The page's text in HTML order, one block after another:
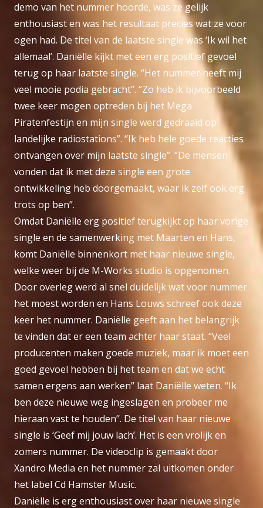
demo van het nummer hoorde, was ze gelijk
enthousiast en was het resultaat precies wat ze voor
ogen had. De titel van de laatste single was ‘Ik wil het
allemaal’. Daniëlle kijkt met een erg positief gevoel
terug op haar laatste single. ‘’Het nummer heeft mij
veel mooie podia gebracht’’. ‘’Zo heb ik bijvoorbeeld
twee keer mogen optreden bij het Mega
Piratenfestijn en mijn single werd gedraaid op
landelijke radiostations”. ‘’Ik heb hele goede reacties
ontvangen over mijn laatste single”. “De mensen
vonden dat ik met deze single een grote
ontwikkeling heb doorgemaakt, waar ik zelf ook erg
trots op ben”.
Omdat Daniëlle erg positief terugkijkt op haar vorige
single en de samenwerking met Maarten en Hans,
komt Daniëlle binnenkort met haar nieuwe single,
welke weer bij de M-Works studio is opgenomen.
Door overleg werd al snel duidelijk wat voor nummer
het moest worden en Hans Louws schreef ook deze
keer het nummer. Daniëlle geeft aan het belangrijk
te vinden dat er een team achter haar staat. ‘‘Veel
producenten maken goede muziek, maar ik moet een
goed gevoel hebben bij het team en dat we echt
samen ergens aan werken’’ laat Daniëlle weten. ‘‘Ik
ben deze nieuwe weg ingeslagen en probeer me
hieraan vast te houden’’. De titel van haar nieuwe
single is ‘Geef mij jouw lach’. Het is een vrolijk en
zomers nummer. De videoclip is gemaakt door
Xandro Media en het nummer zal uitkomen onder
het label Cd Hamster Music.
Daniëlle is erg enthousiast over haar nieuwe single